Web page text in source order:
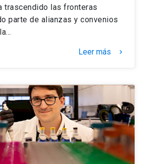
trascendido las fronteras
parte de alianzas y convenios
Leer más keyboard_arrow_right